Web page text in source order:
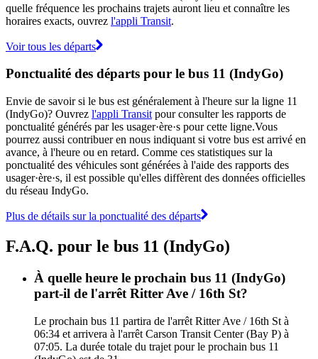
quelle fréquence les prochains trajets auront lieu et connaître les
horaires exacts, ouvrez l'appli Transit.
Voir tous les départs
Ponctualité des départs pour le bus 11 (IndyGo)
Envie de savoir si le bus est généralement à l'heure sur la ligne 11
(IndyGo)? Ouvrez l'appli Transit pour consulter les rapports de
ponctualité générés par les usager·ère·s pour cette ligne.Vous
pourrez aussi contribuer en nous indiquant si votre bus est arrivé en
avance, à l'heure ou en retard. Comme ces statistiques sur la
ponctualité des véhicules sont générées à l'aide des rapports des
usager·ère·s, il est possible qu'elles diffèrent des données officielles
du réseau IndyGo.
Plus de détails sur la ponctualité des départs
F.A.Q. pour le bus 11 (IndyGo)
À quelle heure le prochain bus 11 (IndyGo)
part-il de l'arrêt Ritter Ave / 16th St?
Le prochain bus 11 partira de l'arrêt Ritter Ave / 16th St à
06:34 et arrivera à l'arrêt Carson Transit Center (Bay P) à
07:05. La durée totale du trajet pour le prochain bus 11